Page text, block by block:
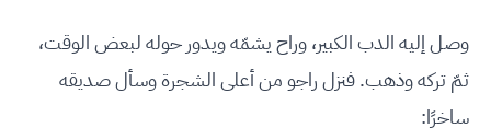
وصل إليه الدب الكبير، وراح يشمّه ويدور حوله لبعض الوقت،
ثمّ تركه وذهب. فنزل راجو من أعلى الشجرة وسأل صديقه
ساخرًا: